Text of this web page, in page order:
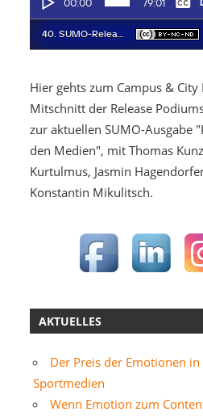
Hier gehts zum Campus & City
Mitschnitt der Release
zur aktuellen SUMO-Ausgabe
den Medien", mit Thomas
Kurtulmus, Jasmin
Konstantin Mikulitsch.
AKTUELLES
Der Preis der Emotionen in
Sportmedien
Wenn Emotion zum